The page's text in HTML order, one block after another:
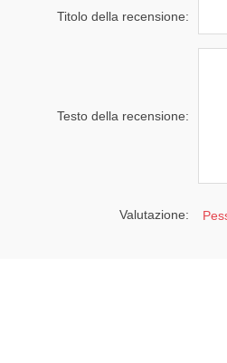
Titolo della recensione:
Testo della recensione:
Valutazione: